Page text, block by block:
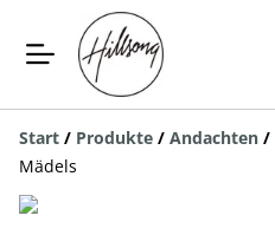
Start / Produkte / Andachten /
Mädels